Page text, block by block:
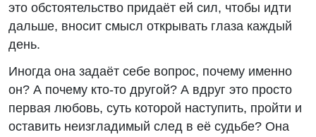
это обстоятельство придаёт ей сил, чтобы идти
дальше, вносит смысл открывать глаза каждый
день.
Иногда она задаёт себе вопрос, почему именно
он? А почему кто-то другой? А вдруг это просто
первая любовь, суть которой наступить, пройти и
оставить неизгладимый след в её судьбе? Она